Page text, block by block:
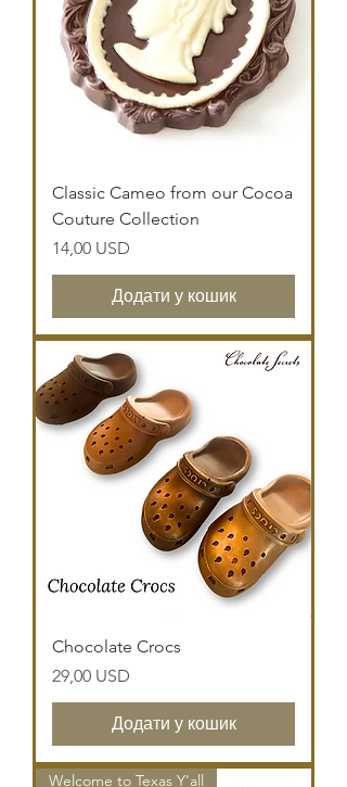
Classic Cameo from our Cocoa
Couture Collection
Ціна
14,00 USD
Додати у кошик
Chocolate Crocs
Ціна
29,00 USD
Додати у кошик
Welcome to Texas Y'all